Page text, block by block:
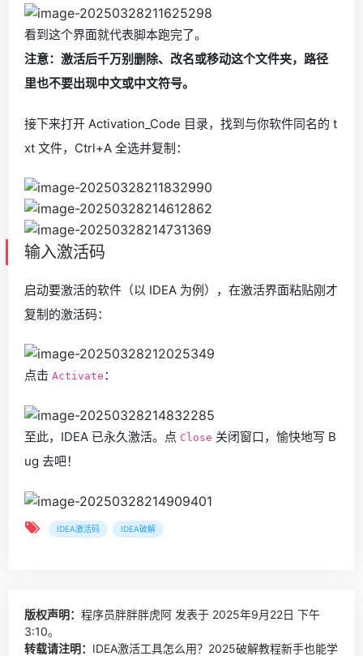
看到这个界面就代表脚本跑完了。
注意：激活后千万别删除、改名或移动这个文件夹，路径
里也不要出现中文或中文符号。
接下来打开 Activation_Code 目录，找到与你软件同名的 t
xt 文件，Ctrl+A 全选并复制：
输入激活码
启动要激活的软件（以 IDEA 为例），在激活界面粘贴刚才
复制的激活码：
点击 Activate ：
至此，IDEA 已永久激活。点 Close 关闭窗口，愉快地写 B
ug 去吧！
IDEA激活码 IDEA破解
版权声明： 程序员胖胖胖虎阿 发表于 2025年9月22日 下午
3:10。
转载请注明： IDEA激活工具怎么用？2025破解教程新手也能学